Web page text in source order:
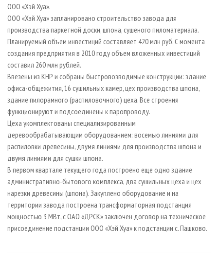
ООО «Хэй Хуа».
ООО «Хэй Хуа» запланировано строительство завода для
производства паркетной доски, шпона, сушеного пиломатериала.
Планируемый объем инвестиций составляет 420 млн руб. С момента
создания предприятия в 2010 году объем вложенных инвестиций
составил 260 млн рублей.
Ввезены из КНР и собраны быстровозводимые конструкции: здание
офиса-общежития, 16 сушильных камер, цех производства шпона,
здание пилорамного (распиловочного) цеха. Все строения
функционируют и подсоединены к паропроводу.
Цеха укомплектованы специализированным
деревообрабатывающим оборудованием: восемью линиями для
распиловки древесины, двумя линиями для производства шпона и
двумя линиями для сушки шпона.
В первом квартале текущего года построено еще одно здание
административно-бытового комплекса, два сушильных цеха и цех
нарезки древесины (шпона). Закуплено оборудование и на
территории завода построена трансформаторная подстанция
мощностью 3 МВт, с ОАО «ДРСК» заключен договор на техническое
присоединение подстанции ООО «Хэй Хуа» к подстанции с. Пашково.